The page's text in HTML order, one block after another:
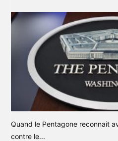
Quand le Pentagone reconnait
contre le...